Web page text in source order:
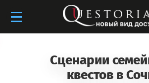
Сценарии
квестов в